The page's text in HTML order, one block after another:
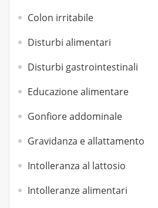
Colon irritabile
Disturbi alimentari
Disturbi gastrointestinali
Educazione alimentare
Gonfiore addominale
Gravidanza e allattamento
Intolleranza al lattosio
Intolleranze alimentari